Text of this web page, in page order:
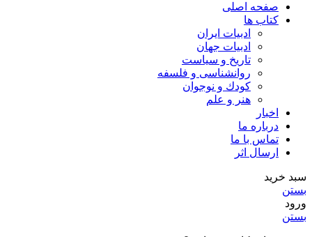
صفحه اصلی
کتاب ها
ادبیات ایران
ادبیات جهان
تاریخ و سیاست
روانشناسی و فلسفه
کودك و نوجوان
هنر و علم
اخبار
درباره ما
تماس با ما
ارسال اثر
سبد خرید
بستن
ورود
بستن